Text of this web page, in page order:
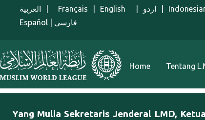
Lompat ke isi utama
العربية Français English اردو
Español
فارسي
Menu Indonesian
Home Tentang
Yang Mulia Sekretaris Jenderal LMD,